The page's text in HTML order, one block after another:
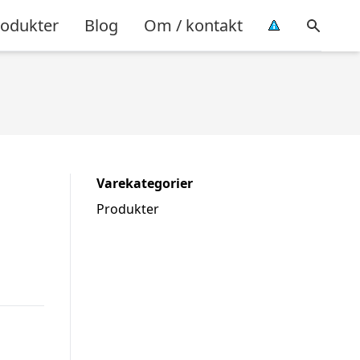
Blog Om / kontakt
Varekategorier
Produkter